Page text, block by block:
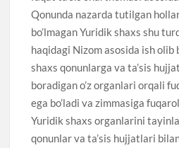
Qonunda nazarda tutilgan
bo’lmagan Yuridik shaxs shu
haqidagi Nizom asosida ish olib
shaxs qonunlarga va ta’sis
boradigan o’z organlari orqali
ega bo’ladi va zimmasiga
Yuridik shaxs organlarini
qonunlar va ta’sis hujjatlari